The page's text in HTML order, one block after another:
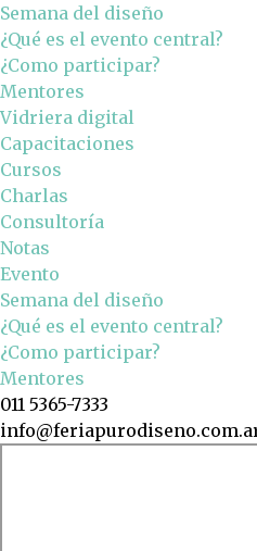
Semana del diseño
¿Qué es el evento central?
¿Como participar?
Mentores
Vidriera digital
Capacitaciones
Cursos
Charlas
Consultoría
Notas
Evento
Semana del diseño
¿Qué es el evento central?
¿Como participar?
Mentores
011 5365-7333